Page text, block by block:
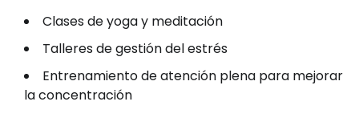
Clases de yoga y meditación
Talleres de gestión del estrés
Entrenamiento de atención plena para mejorar
la concentración